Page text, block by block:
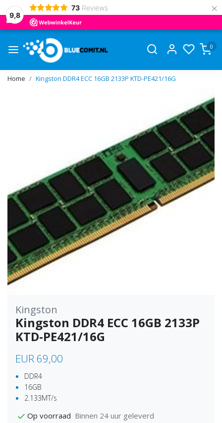
9,8
73 Reviews ×
0
Home Kingston DDR4 ECC 16GB 2133P KTD-PE421/16G
Kingston
Kingston DDR4 ECC 16GB 2133P
KTD-PE421/16G
EUR 69,00
DDR4
16GB
2.133MT/s
Op voorraad Binnen 24 uur geleverd